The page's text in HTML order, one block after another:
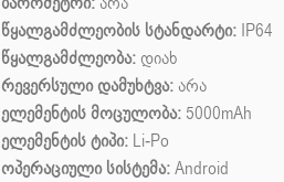
წყალგამძლეობის სტანდარტი: IP64
წყალგამძლეობა: დიახ
რევერსული დამუხტვა:არა
ელემენტის მოცულობა: 5000mAh
ელემენტის ტიპი: Li-Po
ოპერაციული სისტემა:Android